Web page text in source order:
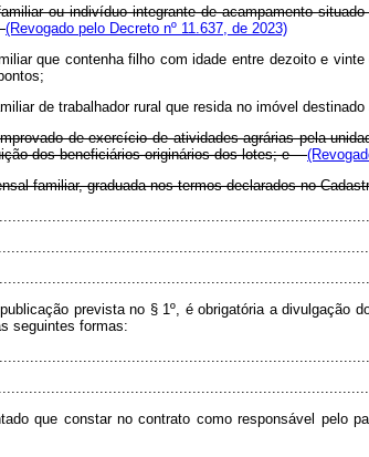
ou indivíduo integrante de acampamento
(Revogado pelo Decreto nº 11.637, de 2023)
que contenha filho com idade entre dezoito e
de trabalhador rural que resida no imóvel
de exercício de atividades agrárias pela
dos beneficiários originários dos lotes; e
familiar, graduada nos termos declarados no
prevista no § 1º, é obrigatória a divulgação
seguintes formas:
que constar no contrato como responsável pelo